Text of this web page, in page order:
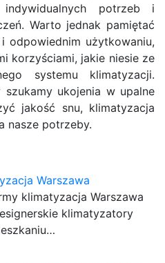
potrzeb i
Warto jednak pamiętać
odpowiednim użytkowaniu,
korzyściami, jakie niesie ze
systemu klimatyzacji.
ukojenia w upalne
jakość snu, klimatyzacja
nasze potrzeby.
Warszawa
klimatyzacja Warszawa
klimatyzatory